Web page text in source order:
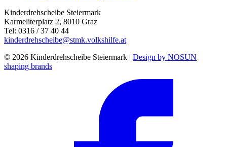
Kinderdrehscheibe Steiermark
Karmeliterplatz 2, 8010 Graz
Tel: 0316 / 37 40 44
kinderdrehscheibe@stmk.volkshilfe.at
© 2026 Kinderdrehscheibe Steiermark | Design by NOSUN
shaping brands